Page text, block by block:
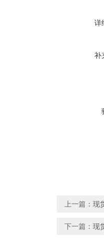
详
补
上一篇： 现
下一篇： 现